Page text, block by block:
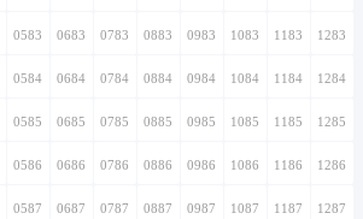
0583 0683 0783 0883 0983 1083 1183 1283
0584 0684 0784 0884 0984 1084 1184 1284
0585 0685 0785 0885 0985 1085 1185 1285
0586 0686 0786 0886 0986 1086 1186 1286
0587 0687 0787 0887 0987 1087 1187 1287